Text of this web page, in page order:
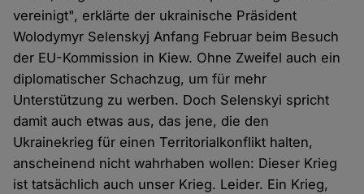
vereinigt", erklärte der ukrainische Präsident
Wolodymyr Selenskyj Anfang Februar beim Besuch
der EU-Kommission in Kiew. Ohne Zweifel auch ein
diplomatischer Schachzug, um für mehr
Unterstützung zu werben. Doch Selenskyi spricht
damit auch etwas aus, das jene, die den
Ukrainekrieg für einen Territorialkonflikt halten,
anscheinend nicht wahrhaben wollen: Dieser Krieg
ist tatsächlich auch unser Krieg. Leider. Ein Krieg,